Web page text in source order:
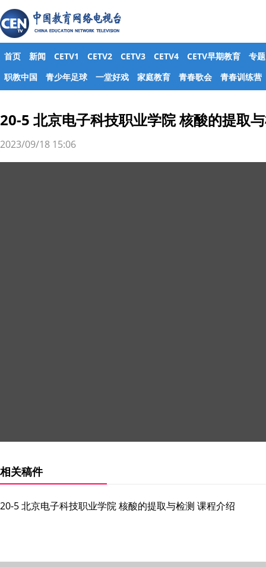
首页 新闻 CETV1 CETV2 CETV3 CETV4 CETV早期教育
专题
职教中国
青少年足球 一堂好戏 家庭教育 青春歌会 青春训练营
20-5 北京电子科技职业学院 核酸的提取
2023/09/18 15:06
相关稿件
20-5 北京电子科技职业学院 核酸的提取与检测 课程介绍